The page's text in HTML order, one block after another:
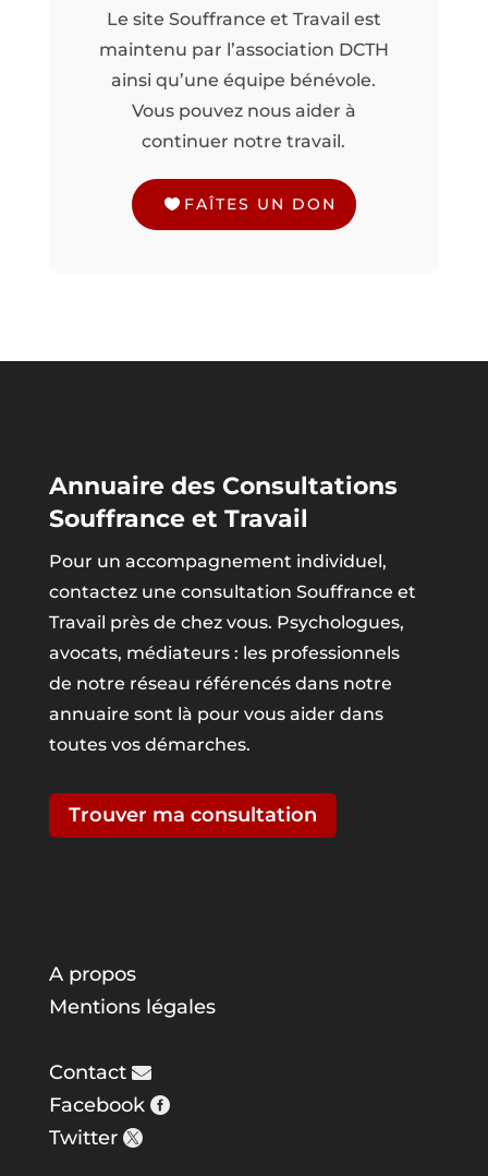
Le site Souffrance et Travail est
maintenu par l’association DCTH
ainsi qu’une équipe bénévole.
Vous pouvez nous aider à
continuer notre travail.
FAÎTES UN DON
Annuaire des Consultations
Souffrance et Travail
Pour un accompagnement individuel,
contactez une consultation Souffrance et
Travail près de chez vous. Psychologues,
avocats, médiateurs : les professionnels
de notre réseau référencés dans notre
annuaire sont là pour vous aider dans
toutes vos démarches.
Trouver ma consultation
A propos
Mentions légales
Contact
Facebook
Twitter